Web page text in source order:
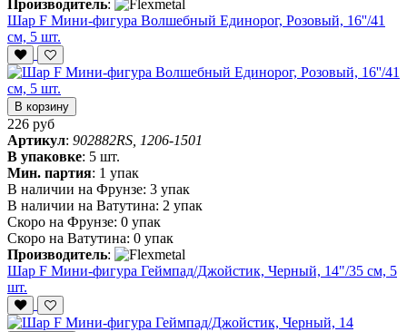
Производитель:
Шар F Мини-фигура Волшебный Единорог, Розовый, 16''/41
см, 5 шт.
В корзину
226 руб
Артикул: 902882RS, 1206-1501
В упаковке: 5 шт.
Мин. партия: 1 упак
В наличии на Фрунзе: 3 упак
В наличии на Ватутина: 2 упак
Скоро на Фрунзе: 0 упак
Скоро на Ватутина: 0 упак
Производитель:
Шар F Мини-фигура Геймпад/Джойстик, Черный, 14"/35 см, 5
шт.